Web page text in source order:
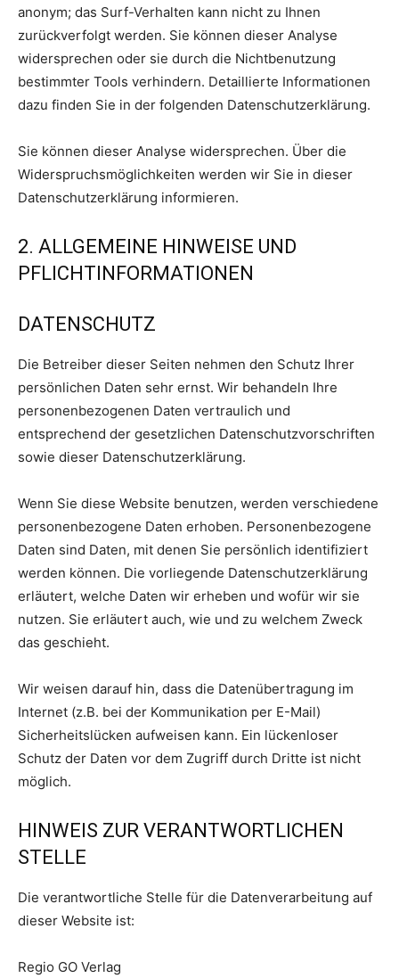
anonym; das Surf-Verhalten kann nicht zu Ihnen
zurückverfolgt werden. Sie können dieser Analyse
widersprechen oder sie durch die Nichtbenutzung
bestimmter Tools verhindern. Detaillierte Informationen
dazu finden Sie in der folgenden Datenschutzerklärung.
Sie können dieser Analyse widersprechen. Über die
Widerspruchsmöglichkeiten werden wir Sie in dieser
Datenschutzerklärung informieren.
2. ALLGEMEINE HINWEISE UND
PFLICHTINFORMATIONEN
DATENSCHUTZ
Die Betreiber dieser Seiten nehmen den Schutz Ihrer
persönlichen Daten sehr ernst. Wir behandeln Ihre
personenbezogenen Daten vertraulich und
entsprechend der gesetzlichen Datenschutzvorschriften
sowie dieser Datenschutzerklärung.
Wenn Sie diese Website benutzen, werden verschiedene
personenbezogene Daten erhoben. Personenbezogene
Daten sind Daten, mit denen Sie persönlich identifiziert
werden können. Die vorliegende Datenschutzerklärung
erläutert, welche Daten wir erheben und wofür wir sie
nutzen. Sie erläutert auch, wie und zu welchem Zweck
das geschieht.
Wir weisen darauf hin, dass die Datenübertragung im
Internet (z.B. bei der Kommunikation per E-Mail)
Sicherheitslücken aufweisen kann. Ein lückenloser
Schutz der Daten vor dem Zugriff durch Dritte ist nicht
möglich.
HINWEIS ZUR VERANTWORTLICHEN
STELLE
Die verantwortliche Stelle für die Datenverarbeitung auf
dieser Website ist:
Regio GO Verlag